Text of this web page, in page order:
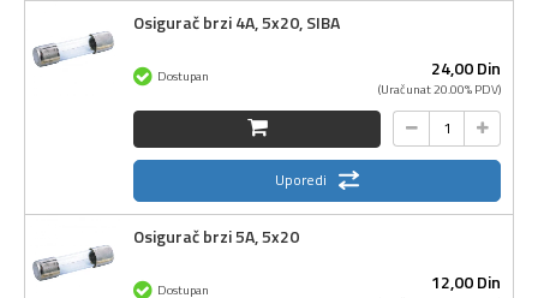
Osigurač brzi 4A, 5x20, SIBA
24,00Din
(Uračunat 20.00% PDV)
Dostupan
Uporedi
Osigurač brzi 5A, 5x20
12,00Din
Dostupan